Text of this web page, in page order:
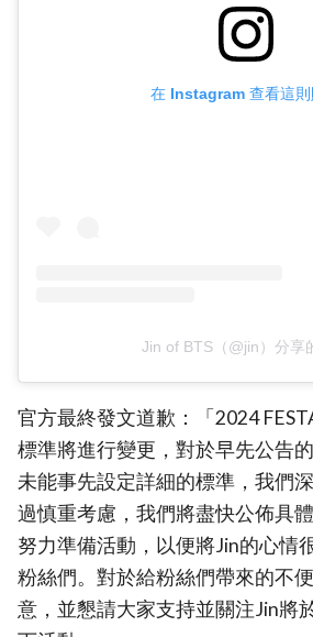
在 Instagram 查看這則
Jin of BTS（@jin）分享
官方最終發文道歉：「2024
標準將進行變更，對於早先公告
未能事先設定詳細的標準，我們
過慎重考慮，我們將盡快公佈具
努力準備活動，以便將Jin的心情
粉絲們。對於給粉絲們帶來的不
意，並懇請大家支持並關注Jin將